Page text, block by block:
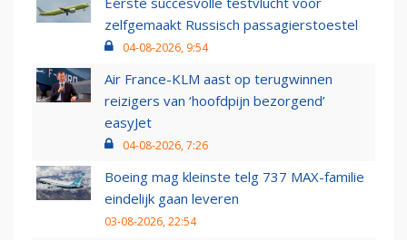
zelfgemaakt Russisch passagierstoestel
04-08-2026, 9:54
Air France-KLM aast op terugwinnen
reizigers van ‘hoofdpijn bezorgend’
easyJet
04-08-2026, 7:26
Boeing mag kleinste telg 737 MAX-familie
eindelijk gaan leveren
03-08-2026, 22:54